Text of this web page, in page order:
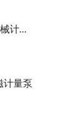
新道茨NDWS-386/0.3机械计量泵
计量泵